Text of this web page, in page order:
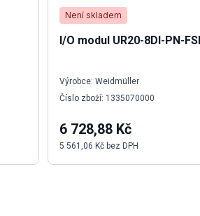
Není skladem
I/O modul UR20-8DI-PN-
Výrobce: Weidmüller
Číslo zboží: 1335070000
6 728,88 Kč
5 561,06 Kč bez DPH